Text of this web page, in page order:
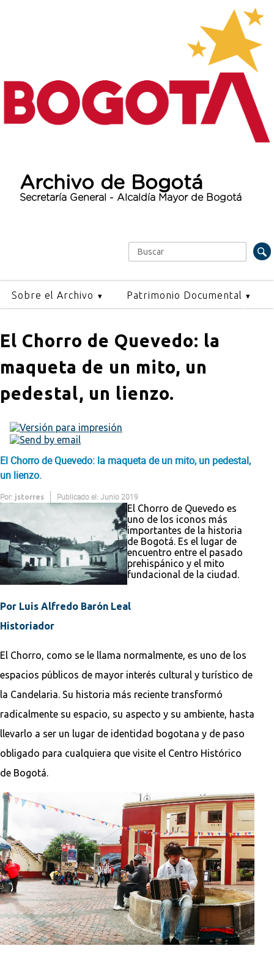
Archivo de Bogotá
Secretaría General - Alcaldía Mayor de Bogotá
Formulario de búsqueda
Buscar
Sobre el Archivo Patrimonio Documental
El Chorro de Quevedo: la
maqueta de un mito, un
pedestal, un lienzo.
El Chorro de Quevedo: la maqueta de un mito, un pedestal,
un lienzo.
Por: jstorres Publicado el: Junio 2019
El Chorro de Quevedo es
uno de los iconos más
importantes de la historia
de Bogotá. Es el lugar de
encuentro entre el pasado
prehispánico y el mito
fundacional de la ciudad.
Por Luis Alfredo Barón Leal
Historiador
El Chorro, como se le llama normalmente, es uno de los
espacios públicos de mayor interés cultural y turístico de
la Candelaria. Su historia más reciente transformó
radicalmente su espacio, su aspecto y su ambiente, hasta
llevarlo a ser un lugar de identidad bogotana y de paso
obligado para cualquiera que visite el Centro Histórico
de Bogotá.